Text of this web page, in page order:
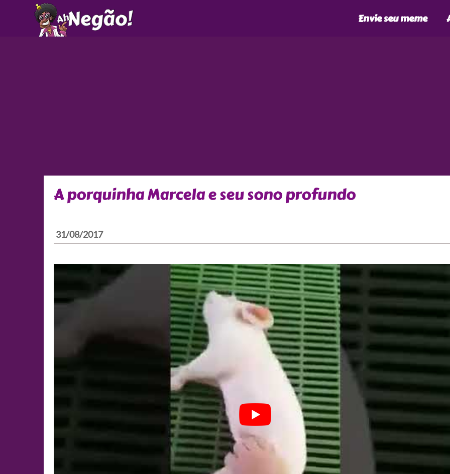
Envie seu meme
A porquinha Marcela e seu sono profundo
31/08/2017